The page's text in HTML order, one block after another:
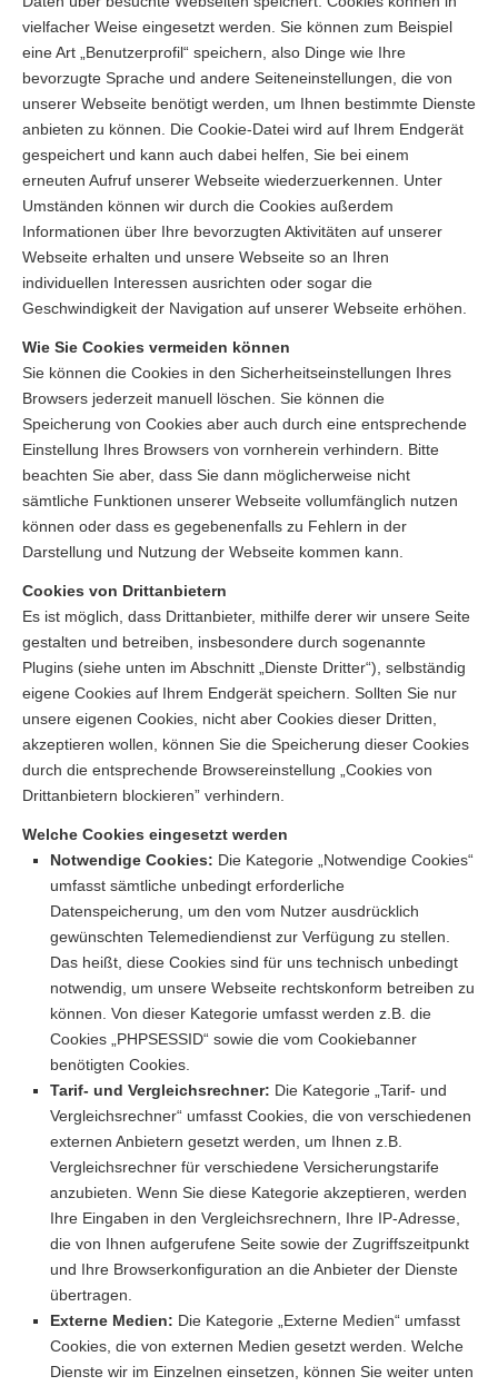
vielfacher Weise eingesetzt werden. Sie können zum Beispiel
eine Art „Benutzerprofil“ speichern, also Dinge wie Ihre
bevorzugte Sprache und andere Seiteneinstellungen, die von
unserer Webseite benötigt werden, um Ihnen bestimmte Dienste
anbieten zu können. Die Cookie-Datei wird auf Ihrem Endgerät
gespeichert und kann auch dabei helfen, Sie bei einem
erneuten Aufruf unserer Webseite wiederzuerkennen. Unter
Umständen können wir durch die Cookies außerdem
Informationen über Ihre bevorzugten Aktivitäten auf unserer
Webseite erhalten und unsere Webseite so an Ihren
individuellen Interessen ausrichten oder sogar die
Geschwindigkeit der Navigation auf unserer Webseite erhöhen.
Wie Sie Cookies vermeiden können
Sie können die Cookies in den Sicherheitseinstellungen Ihres
Browsers jederzeit manuell löschen. Sie können die
Speicherung von Cookies aber auch durch eine entsprechende
Einstellung Ihres Browsers von vornherein verhindern. Bitte
beachten Sie aber, dass Sie dann möglicherweise nicht
sämtliche Funktionen unserer Webseite vollumfänglich nutzen
können oder dass es gegebenenfalls zu Fehlern in der
Darstellung und Nutzung der Webseite kommen kann.
Cookies von Drittanbietern
Es ist möglich, dass Drittanbieter, mithilfe derer wir unsere Seite
gestalten und betreiben, insbesondere durch sogenannte
Plugins (siehe unten im Abschnitt „Dienste Dritter“), selbständig
eigene Cookies auf Ihrem Endgerät speichern. Sollten Sie nur
unsere eigenen Cookies, nicht aber Cookies dieser Dritten,
akzeptieren wollen, können Sie die Speicherung dieser Cookies
durch die entsprechende Browsereinstellung „Cookies von
Drittanbietern blockieren” verhindern.
Welche Cookies eingesetzt werden
Notwendige Cookies: Die Kategorie „Notwendige Cookies“
umfasst sämtliche unbedingt erforderliche
Datenspeicherung, um den vom Nutzer ausdrücklich
gewünschten Telemediendienst zur Verfügung zu stellen.
Das heißt, diese Cookies sind für uns technisch unbedingt
notwendig, um unsere Webseite rechtskonform betreiben zu
können. Von dieser Kategorie umfasst werden z.B. die
Cookies „PHPSESSID“ sowie die vom Cookiebanner
benötigten Cookies.
Tarif- und Vergleichsrechner: Die Kategorie „Tarif- und
Vergleichsrechner“ umfasst Cookies, die von verschiedenen
externen Anbietern gesetzt werden, um Ihnen z.B.
Vergleichsrechner für verschiedene Versicherungstarife
anzubieten. Wenn Sie diese Kategorie akzeptieren, werden
Ihre Eingaben in den Vergleichsrechnern, Ihre IP-Adresse,
die von Ihnen aufgerufene Seite sowie der Zugriffszeitpunkt
und Ihre Browserkonfiguration an die Anbieter der Dienste
übertragen.
Externe Medien: Die Kategorie „Externe Medien“ umfasst
Cookies, die von externen Medien gesetzt werden. Welche
Dienste wir im Einzelnen einsetzen, können Sie weiter unten